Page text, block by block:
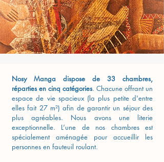
Nosy Manga dispose de 33 chambres,
réparties en cinq catégories. Chacune offrant un
espace de vie spacieux (la plus petite d'entre
elles fait 27 m²) afin de garantir un séjour des
plus agréables. Nous avons une literie
exceptionnelle. L’une de nos chambres est
spécialement aménagée pour accueillir les
personnes en fauteuil roulant.